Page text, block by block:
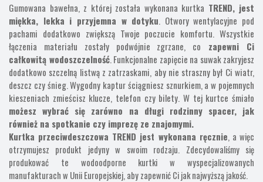
Gumowana bawełna, z której została wykonana kurtka TREND,jest
miękka, lekka i przyjemna w dotyku. Otwory wentylacyjne pod
pachami dodatkowo zwiększą Twoje poczucie komfortu. Wszystkie
łączenia materiału zostały podwójnie zgrzane, co zapewni Ci
całkowitą wodoszczelność. Funkcjonalne zapięcie na suwak zakryjesz
dodatkowo szczelną listwą z zatrzaskami, aby nie straszny był Ci wiatr,
deszcz czy śnieg. Wygodny kaptur ściągniesz sznurkiem, a w pojemnych
kieszeniach zmieścisz klucze, telefon czy bilety. W tej kurtce śmiało
możesz wybrać się zarówno na długi rodzinny spacer, jak
również na spotkanie czy imprezę ze znajomymi.
Kurtka przeciwdeszczowa TREND jest wykonana ręcznie, a więc
otrzymujesz produkt jedyny w swoim rodzaju. Zdecydowaliśmy się
produkować te wodoodporne kurtki w wyspecjalizowanych
manufakturach w Unii Europejskiej, aby zapewnić Ci jak najwyższą jakość.